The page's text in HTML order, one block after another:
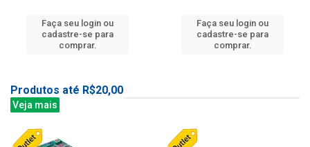
Faça seu login ou
cadastre-se para
comprar.
Faça seu login ou
cadastre-se para
comprar.
Produtos até R$20,00
Veja mais